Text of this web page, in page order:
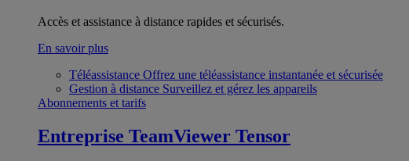
Accès et assistance à distance rapides et sécurisés.
En savoir plus
Téléassistance Offrez une téléassistance instantanée et sécurisée
Gestion à distance Surveillez et gérez les appareils
Abonnements et tarifs
Entreprise TeamViewer Tensor